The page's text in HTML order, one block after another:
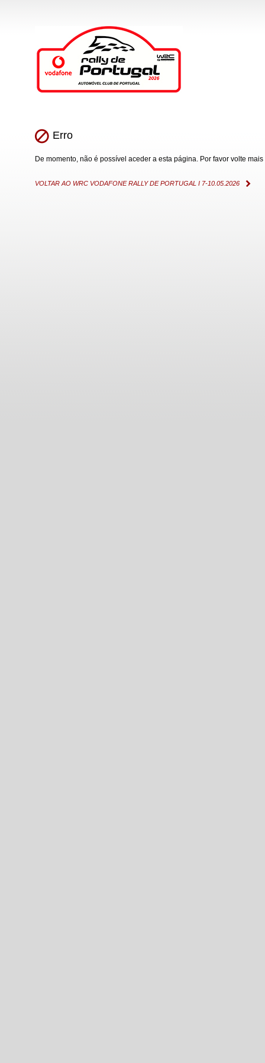
Erro
De momento, não é possível aceder a esta página. Por favor volte mais
VOLTAR AO WRC VODAFONE RALLY DE PORTUGAL I 7-10.05.2026